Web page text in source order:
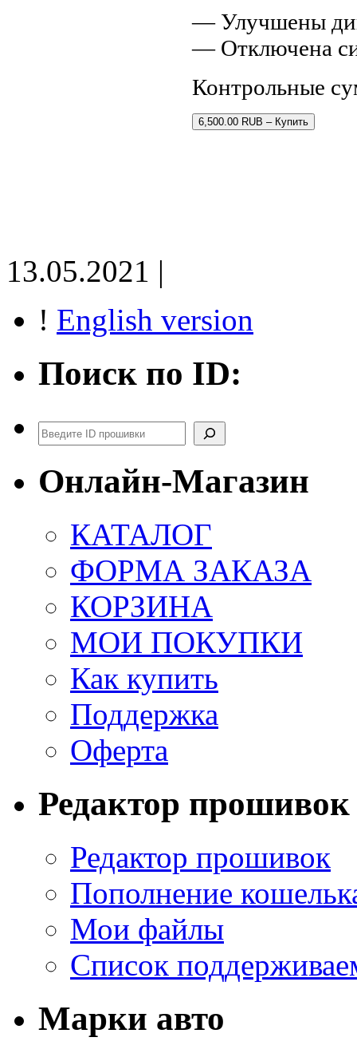
— Улучшены
— Отключена
Контрольные
6,500.00 RUB – Купить
13.05.2021 |
! English version
Поиск по ID:
Поиск
Онлайн-Магазин
КАТАЛОГ
ФОРМА ЗАКАЗА
КОРЗИНА
МОИ ПОКУПКИ
Как купить
Поддержка
Оферта
Редактор прошивок
Редактор прошивок
Пополнение
Мои файлы
Список
Марки авто